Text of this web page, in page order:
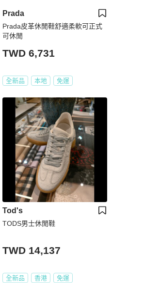
Prada
Prada皮革休閒鞋舒適柔軟可正式
可休閒
TWD 6,731
全新品 本地 免運
Tod's
TODS男士休閒鞋
TWD 14,137
全新品 香港 免運